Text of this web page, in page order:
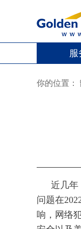
服
你的位置：
近几年
问题在
响，网络